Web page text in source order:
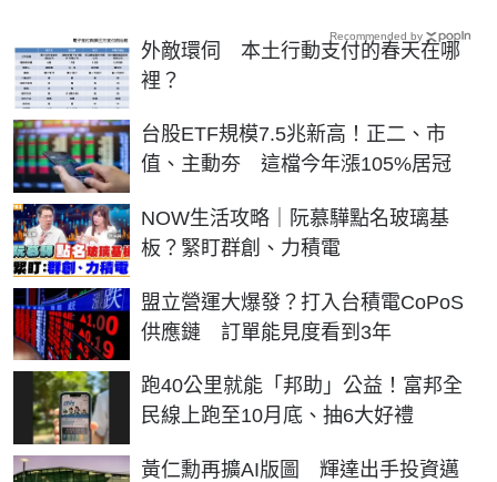
外敵環伺 本土行動支付的春天在哪
裡？
台股ETF規模7.5兆新高！正二、市
值、主動夯 這檔今年漲105%居冠
NOW生活攻略｜阮慕驊點名玻璃基
板？緊盯群創、力積電
盟立營運大爆發？打入台積電CoPoS
供應鏈 訂單能見度看到3年
跑40公里就能「邦助」公益！富邦全
民線上跑至10月底、抽6大好禮
黃仁勳再擴AI版圖 輝達出手投資邁
Recommended by